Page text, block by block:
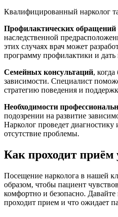
Квалифицированный нарколог
Профилактических обращений
наследственной
этих случаях врач может
программу профилактики и
Семейных консультаций,
зависимости. Специалист
стратегию поведения и
Необходимости
подозрении на развитие
Нарколог проведет
отсутствие проблемы.
Как проходит приём
Посещение нарколога в нашей
образом, чтобы пациент
комфортно и безопасно.
проходит прием и что ожидает